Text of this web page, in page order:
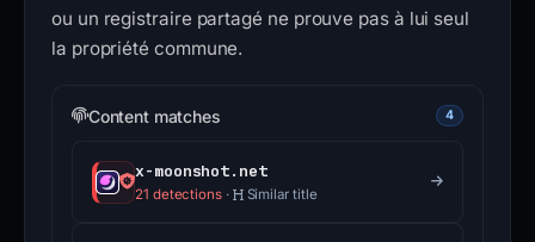
ou un registraire partagé ne prouve pas à lui seul
la propriété commune.
Content matches 4
x-moonshot.net
21 detections· Similar title